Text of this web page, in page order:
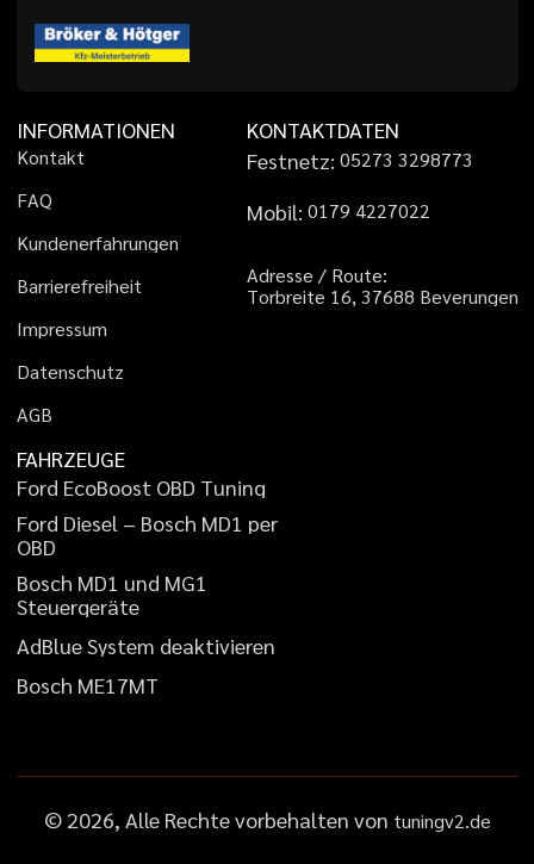
INFORMATIONEN
Kontakt
FAQ
Kundenerfahrungen
Barrierefreiheit
Impressum
Datenschutz
AGB
KONTAKTDATEN
Festnetz: 05273 3298773
Mobil: 01 79 4227022
Adresse / Route:
Torbreite 16, 37688 Beverungen
FAHRZEUGE
Ford EcoBoost OBD Tuning
Ford Diesel – Bosch MD1 per
OBD
Bosch MD1 und MG1
Steuergeräte
AdBlueSystem deaktivieren
Bosch ME17MT
© 2026, Alle Rechte vorbehalten von tuningv2.de